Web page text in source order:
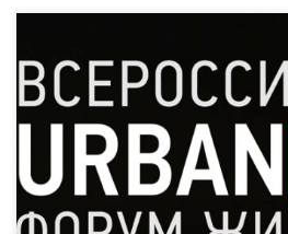
21–22 июня 2019 года в Москве пройдёт VI
городов, девиз которого в этом году: «Знать,
полноправным партнёром